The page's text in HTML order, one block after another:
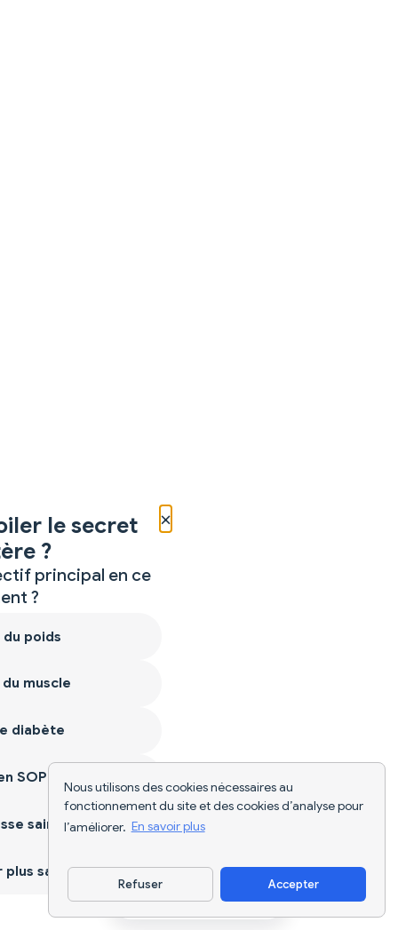
Nous utilisons des cookies nécessaires au
fonctionnement du site et des cookies d’analyse pour
l’améliorer. En savoir plus
Refuser Accepter
Télécharger l'appli
×
le secret
?
principal en ce
?
poids
muscle
diabète
SOPK
saine
sain